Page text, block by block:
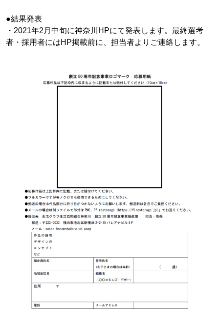
●結果発表
・2021年2月中旬に神奈川HPにて発表します。最終選考
者・採用者にはHP掲載前に、担当者よりご連絡します。